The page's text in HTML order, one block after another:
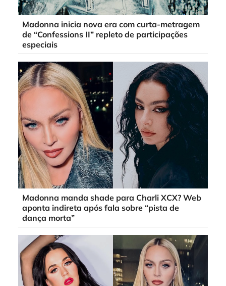
Madonna inicia nova era com curta-metragem
de “Confessions II” repleto de participações
especiais
Madonna manda shade para Charli XCX? Web
aponta indireta após fala sobre “pista de
dança morta”